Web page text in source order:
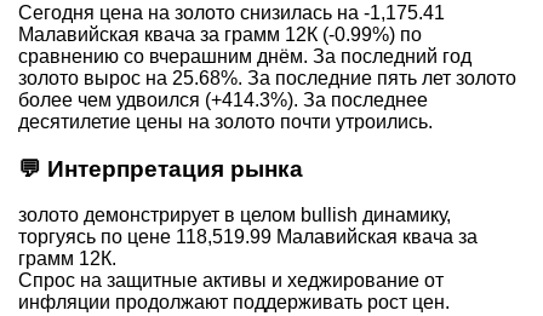
Сегодня цена на золото снизилась на -1,175.41
Малавийская квача за грамм 12К (-0.99%) по
сравнению со вчерашним днём. За последний год
золото вырос на 25.68%. За последние пять лет золото
более чем удвоился (+414.3%). За последнее
десятилетие цены на золото почти утроились.
💬 Интерпретация рынка
золото демонстрирует в целом bullish динамику,
торгуясь по цене 118,519.99 Малавийская квача за
грамм 12К.
Спрос на защитные активы и хеджирование от
инфляции продолжают поддерживать рост цен.